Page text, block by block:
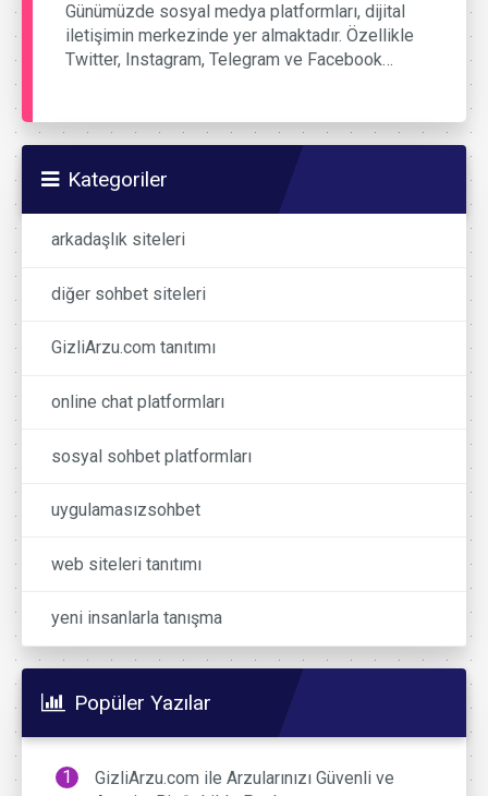
Günümüzde sosyal medya platformları, dijital
iletişimin merkezinde yer almaktadır. Özellikle
Twitter, Instagram, Telegram ve Facebook…
Kategoriler
arkadaşlık siteleri
diğer sohbet siteleri
GizliArzu.com tanıtımı
online chat platformları
sosyal sohbet platformları
uygulamasızsohbet
web siteleri tanıtımı
yeni insanlarla tanışma
Popüler Yazılar
GizliArzu.com ile Arzularınızı Güvenli ve